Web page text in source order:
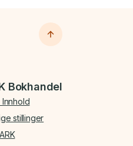
Bokhandel
Innhold
stillinger